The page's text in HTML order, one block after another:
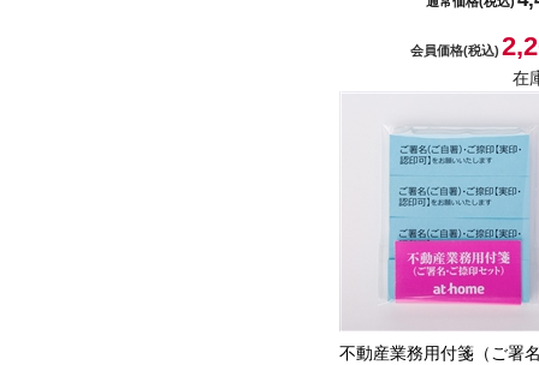
会員価格(税込)
在
不動産業務用付箋（ご署